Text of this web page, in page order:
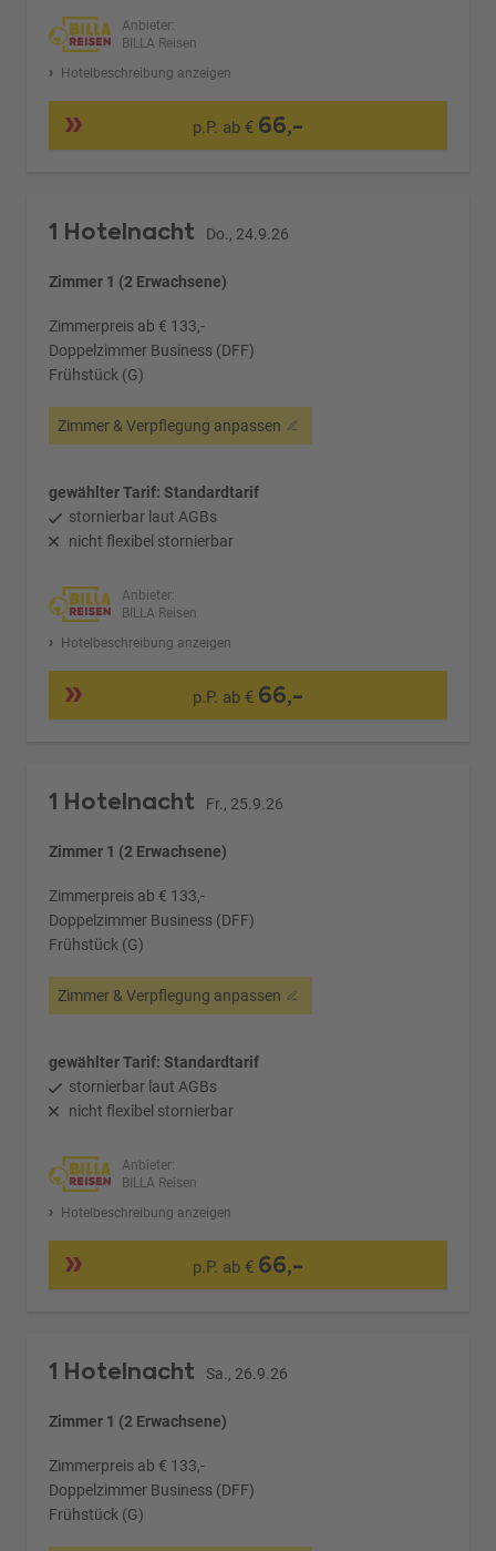
Anbieter:
BILLA Reisen
Hotelbeschreibung anzeigen
p.P. ab € 66,-
1 Hotelnacht Do., 24.9.26
Zimmer 1 (2 Erwachsene)
Zimmerpreis ab € 133,-
Doppelzimmer Business (DFF)
Frühstück (G)
Zimmer & Verpflegung anpassen
gewählter Tarif: Standardtarif
stornierbar laut AGBs
nicht flexibel stornierbar
Anbieter:
BILLA Reisen
Hotelbeschreibung anzeigen
p.P. ab € 66,-
1 Hotelnacht Fr., 25.9.26
Zimmer 1 (2 Erwachsene)
Zimmerpreis ab € 133,-
Doppelzimmer Business (DFF)
Frühstück (G)
Zimmer & Verpflegung anpassen
gewählter Tarif: Standardtarif
stornierbar laut AGBs
nicht flexibel stornierbar
Anbieter:
BILLA Reisen
Hotelbeschreibung anzeigen
p.P. ab € 66,-
1 Hotelnacht Sa., 26.9.26
Zimmer 1 (2 Erwachsene)
Zimmerpreis ab € 133,-
Doppelzimmer Business (DFF)
Frühstück (G)